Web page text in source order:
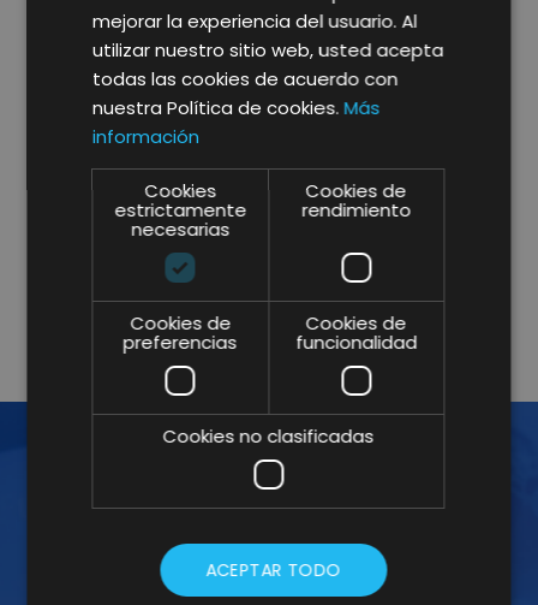
* campos obligatorios.
y consiento expresamente a Lifting Group para
que utilice la información que proporciono en este
formulario para estar en contacto conmigo y para
enviarme actualizaciones y promociones mediante
¡ÚNETE A LA NEWSLETTER!
Suscríbete a nuestra Newsletter y no te
pierdas nuestros insights
mejorar la experiencia del usuario. Al
utilizar nuestro sitio web, usted acepta
todas las cookies de acuerdo con
nuestra Política de cookies.Más
información
Cookies
estrictamente
necesarias
Cookies de
rendimiento
Cookies de
preferencias
Cookies de
funcionalidad
Cookies no clasificadas
ACEPTAR TODO